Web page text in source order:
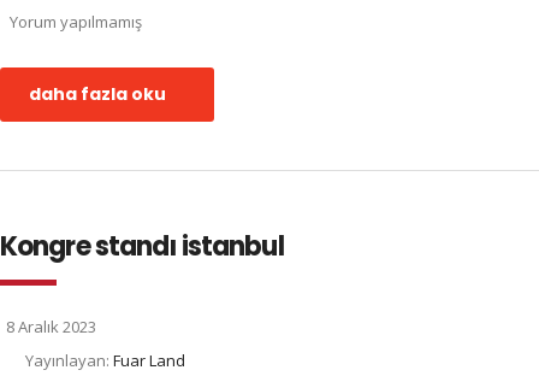
Yorum yapılmamış
daha fazla oku
Kongre standı istanbul
8 Aralık 2023
Yayınlayan: Fuar Land